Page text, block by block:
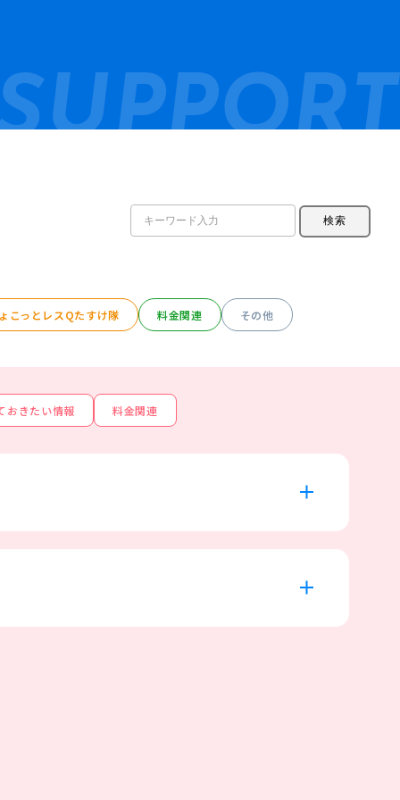
こっとレスQたすけ隊 料金関連 その他
おきたい情報 料金関連